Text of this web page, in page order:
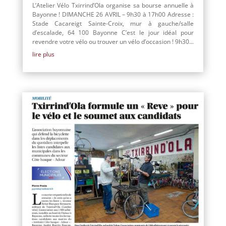
L’Atelier Vélo Txirrind’Ola organise sa bourse annuelle à
Bayonne ! DIMANCHE 26 AVRIL – 9h30 à 17h00 Adresse :
Stade Cacareigt Sainte-Croix, mur à gauche/salle
d’escalade, 64 100 Bayonne C’est le jour idéal pour
revendre votre vélo ou trouver un vélo d’occasion ! 9h30...
lire plus